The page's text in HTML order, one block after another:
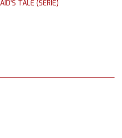
TALE (SERIE)